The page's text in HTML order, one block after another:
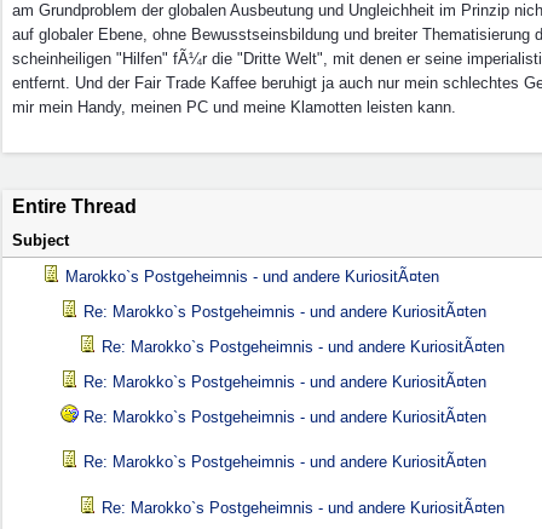
am Grundproblem der globalen Ausbeutung und Ungleichheit im Prinzip
auf globaler Ebene, ohne Bewusstseinsbildung und breiter Thematisierung
scheinheiligen "Hilfen" fÃ¼r die "Dritte Welt", mit denen er seine
entfernt. Und der Fair Trade Kaffee beruhigt ja auch nur mein schlechtes
mir mein Handy, meinen PC und meine Klamotten leisten kann.
Entire Thread
Subject
Marokko`s Postgeheimnis - und andere KuriositÃ¤ten
Re: Marokko`s Postgeheimnis - und andere KuriositÃ¤ten
Re: Marokko`s Postgeheimnis - und andere KuriositÃ¤ten
Re: Marokko`s Postgeheimnis - und andere KuriositÃ¤ten
Re: Marokko`s Postgeheimnis - und andere KuriositÃ¤ten
Re: Marokko`s Postgeheimnis - und andere KuriositÃ¤ten
Re: Marokko`s Postgeheimnis - und andere KuriositÃ¤ten